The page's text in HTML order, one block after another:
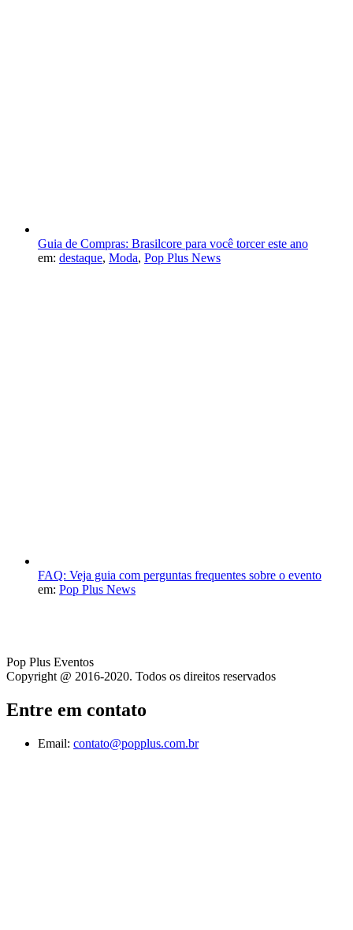
Guia de Compras: Brasilcore para você torcer este ano
em: destaque, Moda, Pop Plus News
FAQ: Veja guia com perguntas frequentes sobre o evento
em: Pop Plus News
Pop Plus Eventos
Copyright @ 2016-2020. Todos os direitos reservados
Entre em contato
Email: contato@popplus.com.br